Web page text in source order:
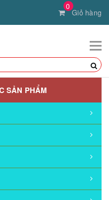
0
Giỏ hàng
SẢN PHẨM